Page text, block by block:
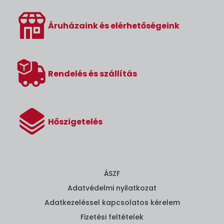
Áruházaink és elérhetőségeink
Rendelés és szállítás
Hőszigetelés
ÁSZF
Adatvédelmi nyilatkozat
Adatkezeléssel kapcsolatos kérelem
Fizetési feltételek